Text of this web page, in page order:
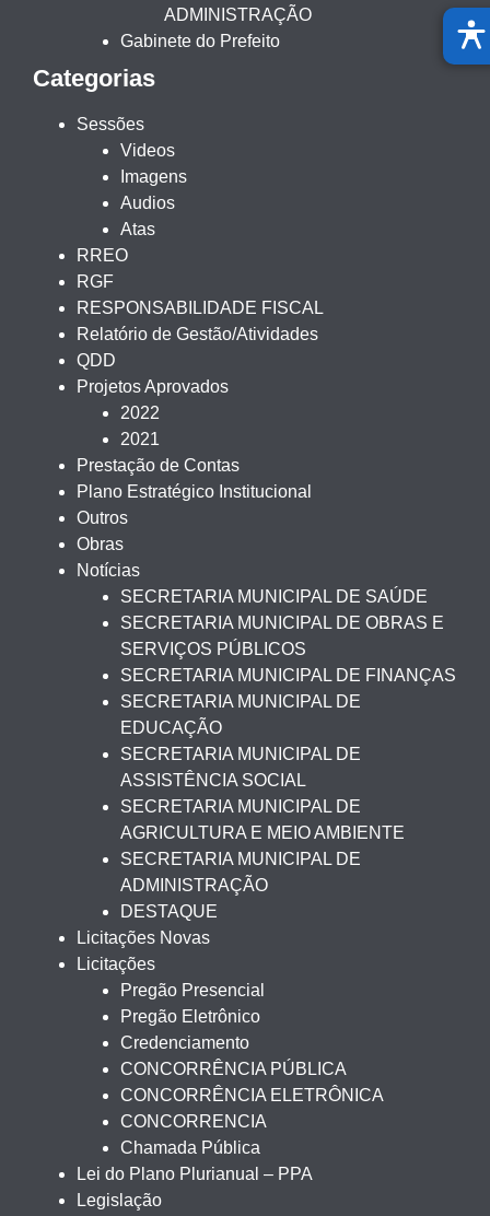
ADMINISTRAÇÃO
Gabinete do Prefeito
Categorias
Sessões
Videos
Imagens
Audios
Atas
RREO
RGF
RESPONSABILIDADE FISCAL
Relatório de Gestão/Atividades
QDD
Projetos Aprovados
2022
2021
Prestação de Contas
Plano Estratégico Institucional
Outros
Obras
Notícias
SECRETARIA MUNICIPAL DE SAÚDE
SECRETARIA MUNICIPAL DE OBRAS E
SERVIÇOS PÚBLICOS
SECRETARIA MUNICIPAL DE FINANÇAS
SECRETARIA MUNICIPAL DE
EDUCAÇÃO
SECRETARIA MUNICIPAL DE
ASSISTÊNCIA SOCIAL
SECRETARIA MUNICIPAL DE
AGRICULTURA E MEIO AMBIENTE
SECRETARIA MUNICIPAL DE
ADMINISTRAÇÃO
DESTAQUE
Licitações Novas
Licitações
Pregão Presencial
Pregão Eletrônico
Credenciamento
CONCORRÊNCIA PÚBLICA
CONCORRÊNCIA ELETRÔNICA
CONCORRENCIA
Chamada Pública
Lei do Plano Plurianual – PPA
Legislação